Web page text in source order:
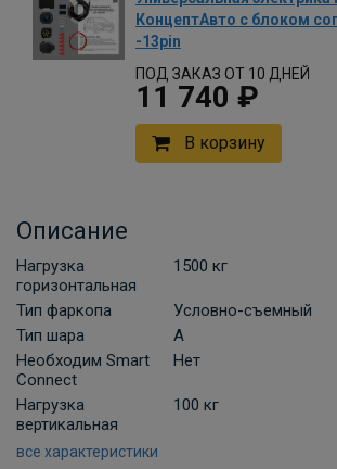
КонцептАвто с блоком
-13pin
ПОД ЗАКАЗ ОТ 10 ДНЕЙ
11 740 ₽
В корзину
Описание
Нагрузка
горизонтальная
1500 кг
Тип фаркопа
Условно-съемный
Тип шара
A
Необходим Smart
Connect
Нет
Нагрузка
вертикальная
100 кг
все характеристики